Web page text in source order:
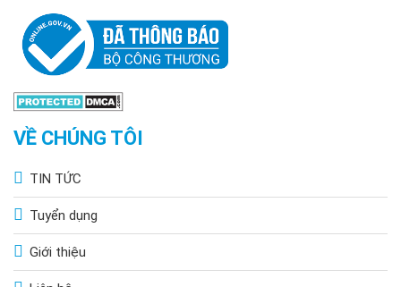
VỀ CHÚNG TÔI
TIN TỨC
Tuyển dụng
Giới thiệu